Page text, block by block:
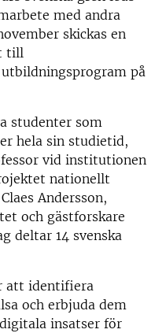
med andra
skickas en
till
på
studenter som
hela sin studietid,
vid institutionen
nationellt
Andersson,
och gästforskare
deltar 14 svenska
att identifiera
och erbjuda dem
insatser för